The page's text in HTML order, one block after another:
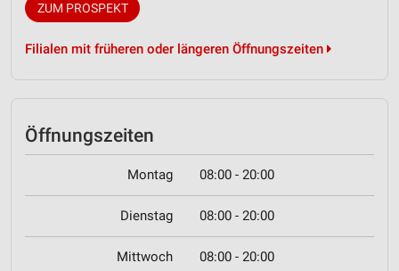
ZUM PROSPEKT
Filialen mit früheren oder längeren Öffnungszeiten
Öffnungszeiten
Montag 08:00 - 20:00
Dienstag 08:00 - 20:00
Mittwoch 08:00 - 20:00